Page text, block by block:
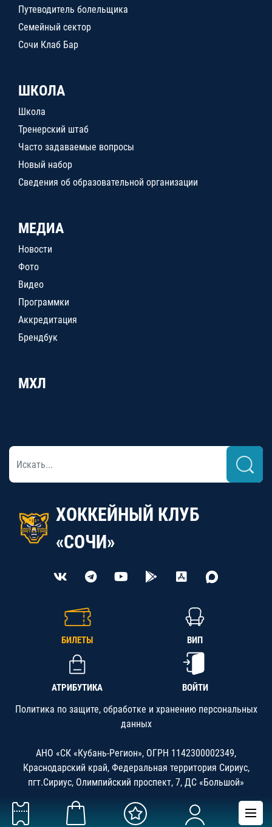
Путеводитель болельщика
Семейный сектор
Сочи Клаб Бар
ШКОЛА
Школа
Тренерский штаб
Часто задаваемые вопросы
Новый набор
Сведения об образовательной организации
МЕДИА
Новости
Фото
Видео
Программки
Аккредитация
Брендбук
МХЛ
ХОККЕЙНЫЙ КЛУБ
«СОЧИ»
БИЛЕТЫ ВИП
АТРИБУТИКА ВОЙТИ
Политика по защите, обработке и хранению персональных
данных
АНО «СК «Кубань-Регион», ОГРН 1142300002349,
Краснодарский край, Федеральная территория Сириус,
пгт.Сириус, Олимпийский проспект, 7, ДС «Большой»